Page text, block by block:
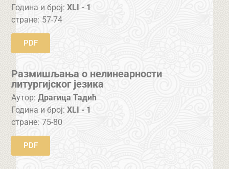
Година и број:XLI - 1
стране: 57-74
PDF
Размишљања о нелинеарности
литургијског језика
Аутор: Драгица Тадић
Година и број:XLI - 1
стране: 75-80
PDF